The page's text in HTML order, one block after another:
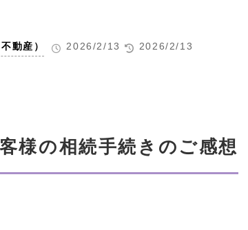
動産） 2026/2/13 2026/2/13
様の相続手続きのご感想